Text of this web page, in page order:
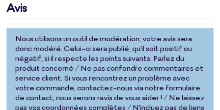
Avis
Nous utilisons un outil de modération, votre avis sera
donc modéré. Celui-ci sera publié, qu'il soit positif ou
négatif, si il respecte les points suivants: Parlez du
produit concerné / Ne pas confondre commentaires et
service client. Si vous rencontrez un problème avec
votre commande, contactez-nous via notre formulaire
de contact, nous serons ravis de vous aider ! / Ne laissez
pas vos coordonnées complètes / N'incluez pas de liens